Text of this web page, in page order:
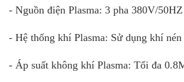
- Nguồn điện Plasma: 3 pha 380V/50HZ
- Hệ thống khí Plasma: Sử dụng khí nén
- Áp suất không khí Plasma: Tối đa